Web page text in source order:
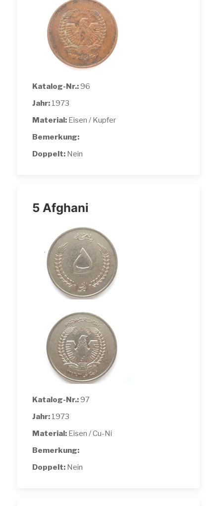
Katalog-Nr.:96
Jahr: 1973
Material: Eisen / Kupfer
Bemerkung:
Doppelt: Nein
5 Afghani
Katalog-Nr.:97
Jahr: 1973
Material: Eisen / Cu-Ni
Bemerkung:
Doppelt: Nein